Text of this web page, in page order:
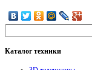
Каталогтехники